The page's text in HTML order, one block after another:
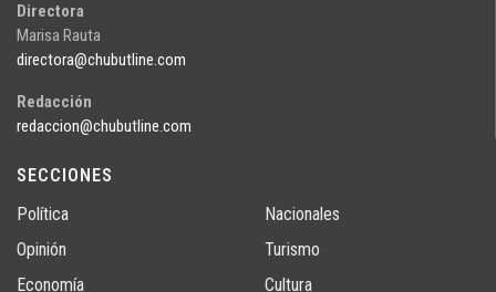
Directora
Marisa Rauta
directora@chubutline.com
Redacción
redaccion@chubutline.com
SECCIONES
Política
Opinión
Economía
Nacionales
Turismo
Cultura